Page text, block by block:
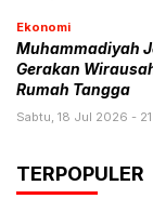
Ekonomi
Muhammadiyah
Gerakan
Rumah Tangga
Sabtu, 18 Jul 2026 -
TERPOPULER